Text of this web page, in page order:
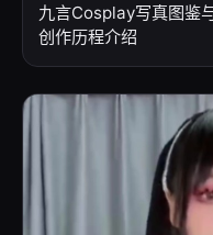
九言Cosplay写真图鉴
创作历程介绍